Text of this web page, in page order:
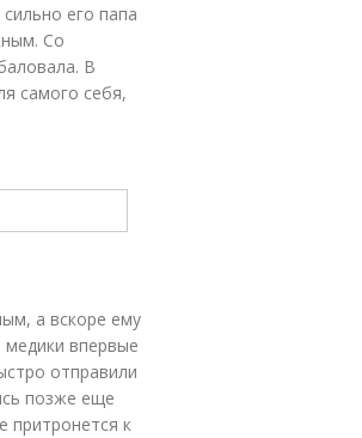
его папа
Со
В
самого себя,
а вскоре ему
впервые
отправили
позже еще
притронется к